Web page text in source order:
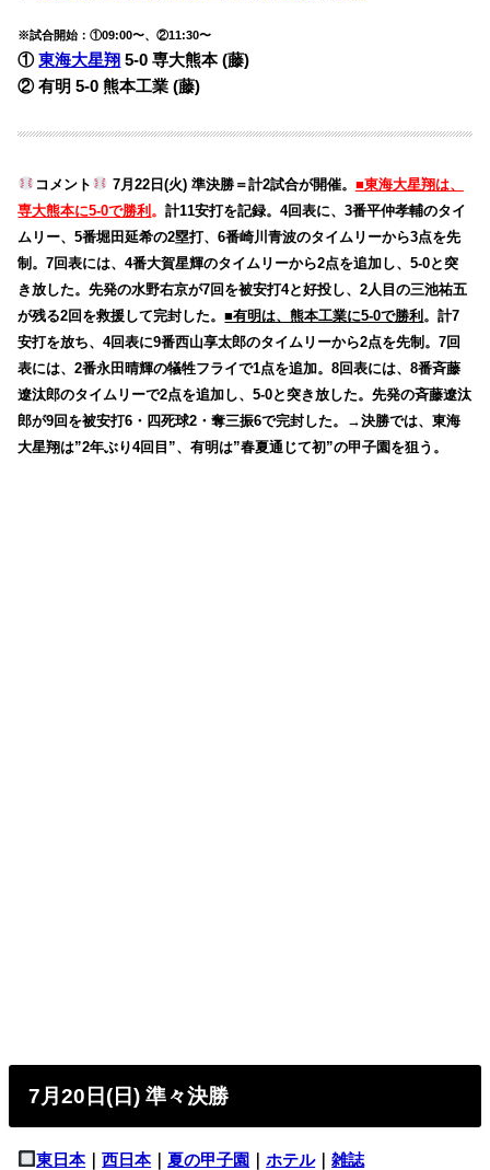
※試合開始：①09:00〜、②11:30〜
①東海大星翔 5-0 専大熊本 (藤)
② 有明 5-0 熊本工業 (藤)
コメント 7月22日(火) 準決勝＝計2試合が開催。 ■東海大星翔は、
専大熊本に5-0で勝利。計11安打を記録。4回表に、3番平仲孝輔のタイ
ムリー、5番堀田延希の2塁打、6番崎川青波のタイムリーから3点を先
制。7回表には、4番大賀星輝のタイムリーから2点を追加し、5-0と突
き放した。先発の水野右京が7回を被安打4と好投し、2人目の三池祐五
が残る2回を救援して完封した。■有明は、熊本工業に5-0で勝利。計7
安打を放ち、4回表に9番西山享太郎のタイムリーから2点を先制。7回
表には、2番永田晴輝の犠牲フライで1点を追加。8回表には、8番斉藤
遼汰郎のタイムリーで2点を追加し、5-0と突き放した。先発の斉藤遼汰
郎が9回を被安打6・四死球2・奪三振6で完封した。→決勝では、東海
大星翔は”2年ぶり4回目”、有明は”春夏通じて初”の甲子園を狙う。
7月20日(日) 準々決勝
東日本｜西日本｜夏の甲子園 ｜ホテル｜雑誌